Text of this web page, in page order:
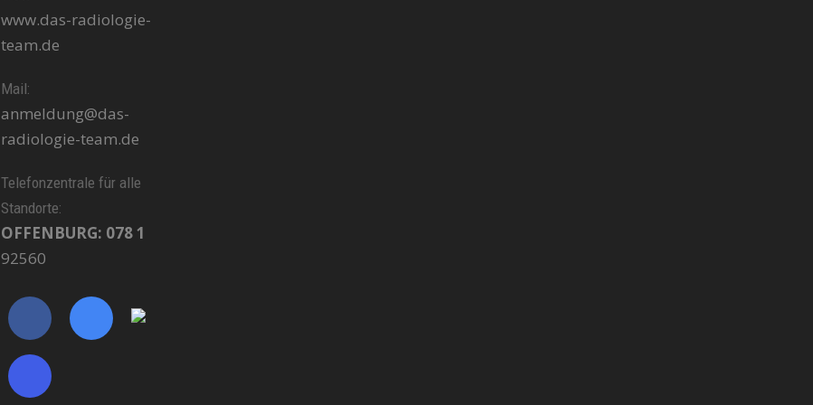
www.das-radiologie-
team.de
Mail:
anmeldung@das-
radiologie-team.de
Telefonzentrale für alle
Standorte:
OFFENBURG: 078 1
92560